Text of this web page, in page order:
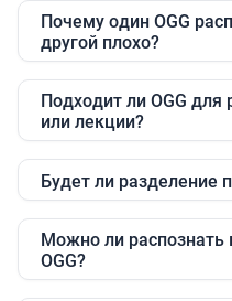
Почему один OGG
другой плохо?
Подходит ли OGG
или лекции?
Будет ли разделение
Можно ли
OGG?